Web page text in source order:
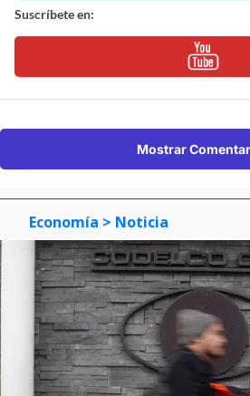
Suscríbete en:
Mostrar
Economía > Noticia